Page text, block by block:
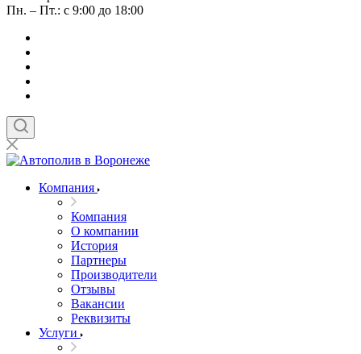
Пн. – Пт.: с 9:00 до 18:00
Компания
Компания
О компании
История
Партнеры
Производители
Отзывы
Вакансии
Реквизиты
Услуги